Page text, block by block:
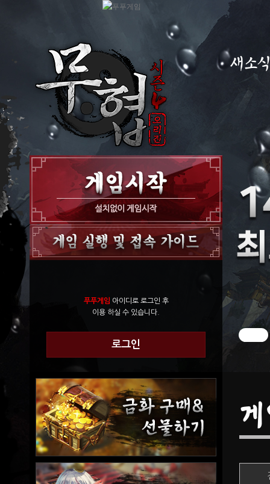
새소
공지사항
GM TIP
푸푸게임 아이디로 로그인 후
이용 하실 수 있습니다.
로그인